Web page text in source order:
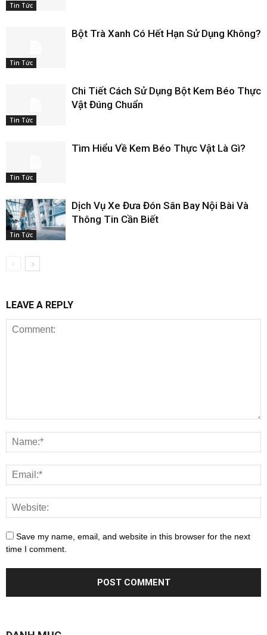
Tin Tức
Tin Tức
Bột Trà Xanh Có Hết Hạn Sử Dụng Không?
Tin Tức
Chi Tiết Cách Sử Dụng Bột Kem Béo Thực
Vật Đúng Chuẩn
Tin Tức
Tìm Hiểu Về Kem Béo Thực Vật Là Gì?
Tin Tức
Dịch Vụ Xe Đưa Đón Sân Bay Nội Bài Và
Thông Tin Cần Biết
LEAVE A REPLY
Save my name, email, and website in this browser for the next
time I comment.